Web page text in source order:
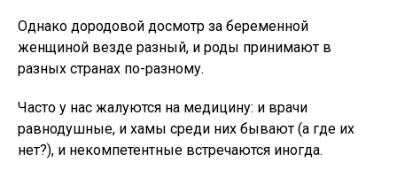
Однако дородовой досмотр за беременной
женщиной везде разный, и роды принимают в
разных странах по-разному.
Часто у нас жалуются на медицину: и врачи
равнодушные, и хамы среди них бывают (а где их
нет?), и некомпетентные встречаются иногда.